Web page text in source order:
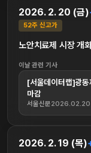
2026. 2. 20 (금)
52주 신고가
노안치료제 시장 개
이날 관련 기사
[서울데이터랩]광
마감
서울신문2026.02.20
2026. 2. 19 (목)